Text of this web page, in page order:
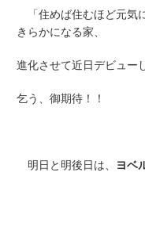
「住めば住むほど元気
きらかになる家、
進化させて近日デビュー
乞う、御期待！！
明日と明後日は、 ヨベ